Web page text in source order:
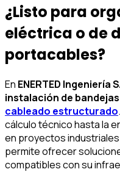
¿Listo para
eléctrica o de
portacables?
En ENERTED Ingeniería
instalación de
cableado estructurado
cálculo técnico hasta la
en proyectos
permite ofrecer
compatibles con su